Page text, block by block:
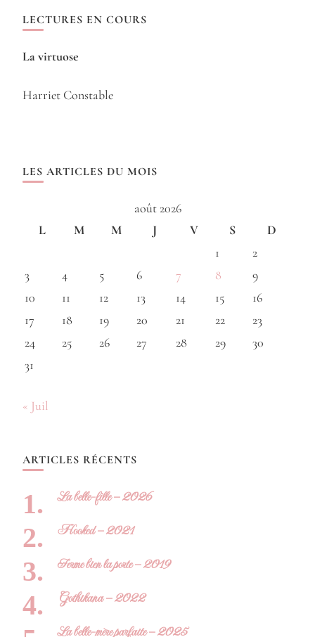
LECTURES EN COURS
La virtuose
Harriet Constable
LES ARTICLES DU MOIS
août 2026
L
M M J V S
D
1
2
3
4 5 6 7 8
9
10
11 12 13 14 15
16
17
18 19 20 21 22
23
24
25 26 27 28 29
30
31
« Juil
ARTICLES RÉCENTS
La belle-fille – 2026
Hooked – 2021
Ferme bien la porte – 2019
Gothikana – 2022
La belle-mère parfaite – 2025